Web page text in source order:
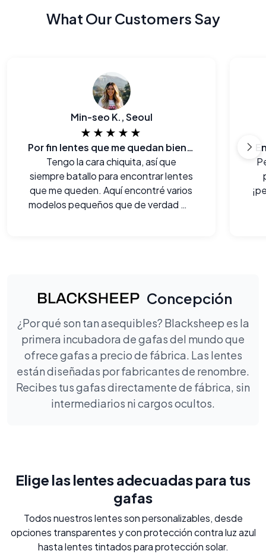
What Our Customers Say
Min-seo K., Seoul
★★★★★
Por fin lentes que me quedan bien... y al bolsillo también.
Tengo la cara chiquita, así que
siempre batallo para encontrar lentes
que me queden. Aquí encontré varios
modelos pequeños que de verdad me
Concepción
¿Por qué son tan asequibles? Blacksheep es la
primera incubadora de gafas del mundo que
ofrece gafas a precio de fábrica. Las lentes
están diseñadas por fabricantes de renombre.
Recibes tus gafas directamente de fábrica, sin
intermediarios ni cargos ocultos.
Elige las lentes adecuadas para tus
gafas
Todos nuestros lentes son personalizables, desde
opciones transparentes y con protección contra luz azul
hasta lentes tintados para protección solar.